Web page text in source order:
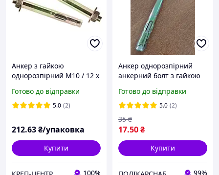
Анкер з гайкою
однорозпірний M10 / 12 х
Готово до відправки
5.0 (2)
212.63₴/упаковка
Купити
100%
Анкер однорозпірний
анкерний болт з гайкою
сталевий жовтий цинк
Готово до відправки
5.0 (2)
17.50₴
35 ₴
Купити
99%